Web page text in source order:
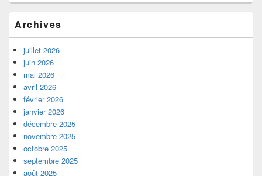
Archives
juillet 2026
juin 2026
mai 2026
avril 2026
février 2026
janvier 2026
décembre 2025
novembre 2025
octobre 2025
septembre 2025
août 2025